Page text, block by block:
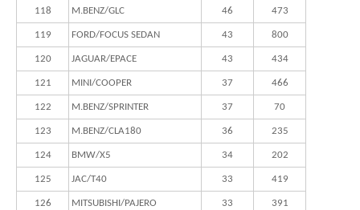
118 M.BENZ/GLC 46 473
119 FORD/FOCUS SEDAN 43 800
120 JAGUAR/EPACE 43 434
121 MINI/COOPER 37 466
122 M.BENZ/SPRINTER 37 70
123 M.BENZ/CLA180 36 235
124 BMW/X5 34 202
125 JAC/T40 33 419
126 MITSUBISHI/PAJERO 33 391